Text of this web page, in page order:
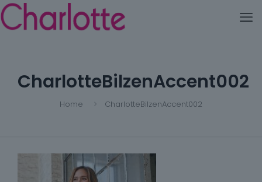
CharlotteBilzenAccent002
Home CharlotteBilzenAccent002